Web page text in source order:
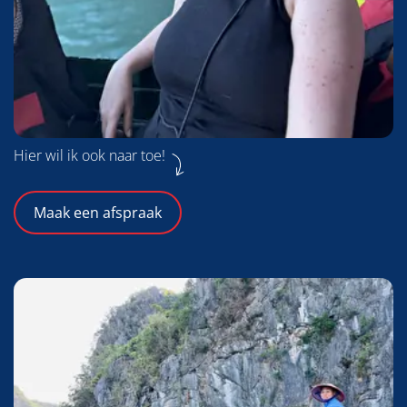
Hier wil ik ook naar toe!
Maak een afspraak